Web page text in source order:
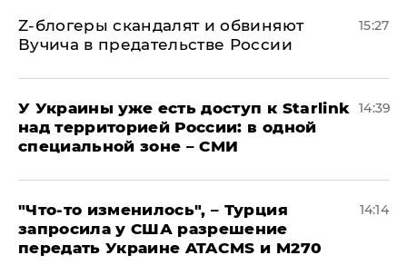
Z-блогеры скандалят и обвиняют
Вучича в предательстве России
15:27
У Украины уже есть доступ к Starlink
над территорией России: в одной
специальной зоне – СМИ
14:39
​"Что-то изменилось", – Турция
запросила у США разрешение
передать Украине ATACMS и M270
14:14